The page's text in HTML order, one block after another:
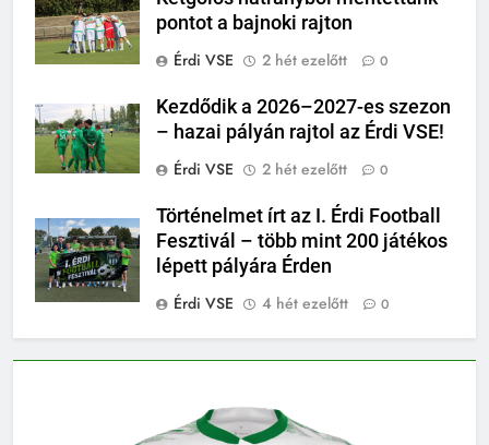
pontot a bajnoki rajton
Érdi VSE
2 hét ezelőtt 0
Kezdődik a 2026–2027-es szezon
– hazai pályán rajtol az Érdi VSE!
Érdi VSE
2 hét ezelőtt 0
Történelmet írt az I. Érdi Football
Fesztivál – több mint 200 játékos
lépett pályára Érden
Érdi VSE
4 hét ezelőtt 0